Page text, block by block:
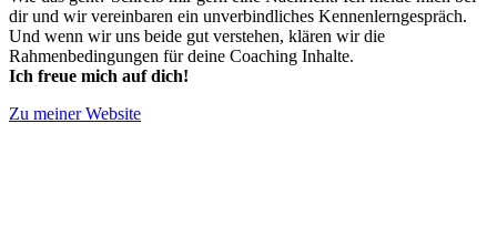
dir und wir vereinbaren ein unverbindliches Kennenlerngespräch.
Und wenn wir uns beide gut verstehen, klären wir die
Rahmenbedingungen für deine Coaching Inhalte.
Ich freue mich auf dich!
Zu meiner Website